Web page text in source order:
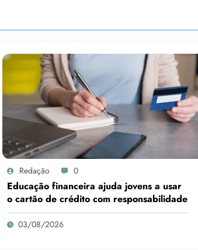
Redação 0
Educação financeira ajuda jovens a usar
o cartão de crédito com responsabilidade
03/08/2026